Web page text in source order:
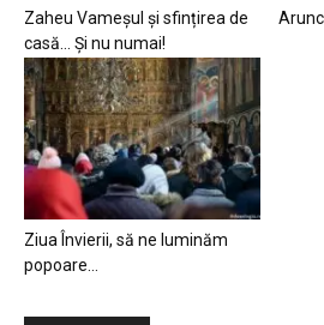
Zaheu Vameșul și sfințirea de
casă… Și nu numai!
Ziua Învierii, să ne luminăm
popoare…